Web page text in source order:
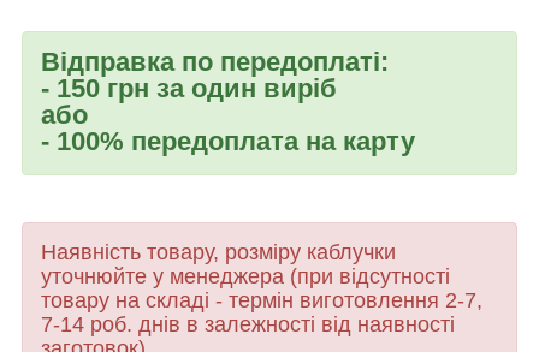
Відправка по передоплаті:
- 150 грн за один виріб
або
- 100% передоплата на карту
Наявність товару, розміру каблучки
уточнюйте у менеджера (при відсутності
товару на складі - термін виготовлення 2-7,
7-14 роб. днів в залежності від наявності